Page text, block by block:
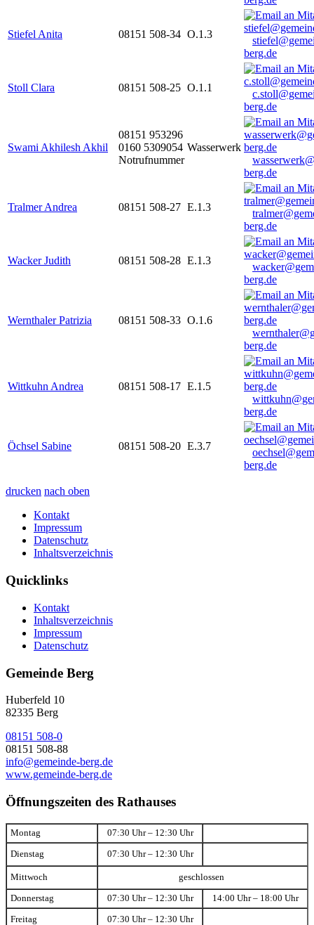
Stiefel Anita 08151 508-34 O.1.3
berg.de
Stoll Clara 08151 508-25 O.1.1
berg.de
Swami Akhilesh Akhil
08151 953296
0160 5309054
Notrufnummer
Wasserwerk
berg.de
Tralmer Andrea 08151 508-27 E.1.3
berg.de
Wacker Judith 08151 508-28 E.1.3
berg.de
Wernthaler Patrizia 08151 508-33 O.1.6
berg.de
Wittkuhn Andrea 08151 508-17 E.1.5
berg.de
Öchsel Sabine 08151 508-20 E.3.7
berg.de
drucken nach oben
Kontakt
Impressum
Datenschutz
Inhaltsverzeichnis
Quicklinks
Kontakt
Inhaltsverzeichnis
Impressum
Datenschutz
Gemeinde Berg
Huberfeld 10
82335 Berg
08151 508-0
08151 508-88
info@gemeinde-berg.de
www.gemeinde-berg.de
Öffnungszeiten des Rathauses
Montag 07:30 Uhr – 12:30 Uhr
Dienstag 07:30 Uhr – 12:30 Uhr
Mittwoch geschlossen
Donnerstag 07:30 Uhr – 12:30 Uhr 14:00 Uhr – 18:00 Uhr
Freitag 07:30 Uhr – 12:30 Uhr